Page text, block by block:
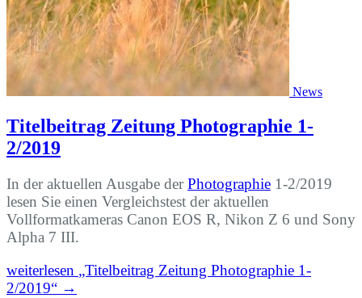
News
Titelbeitrag Zeitung Photographie 1-
2/2019
In der aktuellen Ausgabe derPhotographie 1-2/2019
lesen Sie einen Vergleichstest der aktuellen
Vollformatkameras Canon EOS R, Nikon Z 6 und Sony
Alpha 7 III.
weiterlesen „Titelbeitrag Zeitung Photographie 1-
2/2019“ →